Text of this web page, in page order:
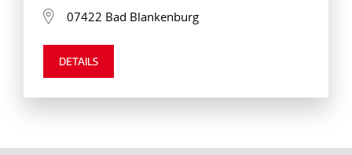
07422 Bad Blankenburg
DETAILS